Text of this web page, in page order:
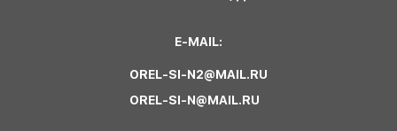
E-MAIL:
OREL-SI-N2@MAIL.RU
OREL-SI-N@MAIL.RU